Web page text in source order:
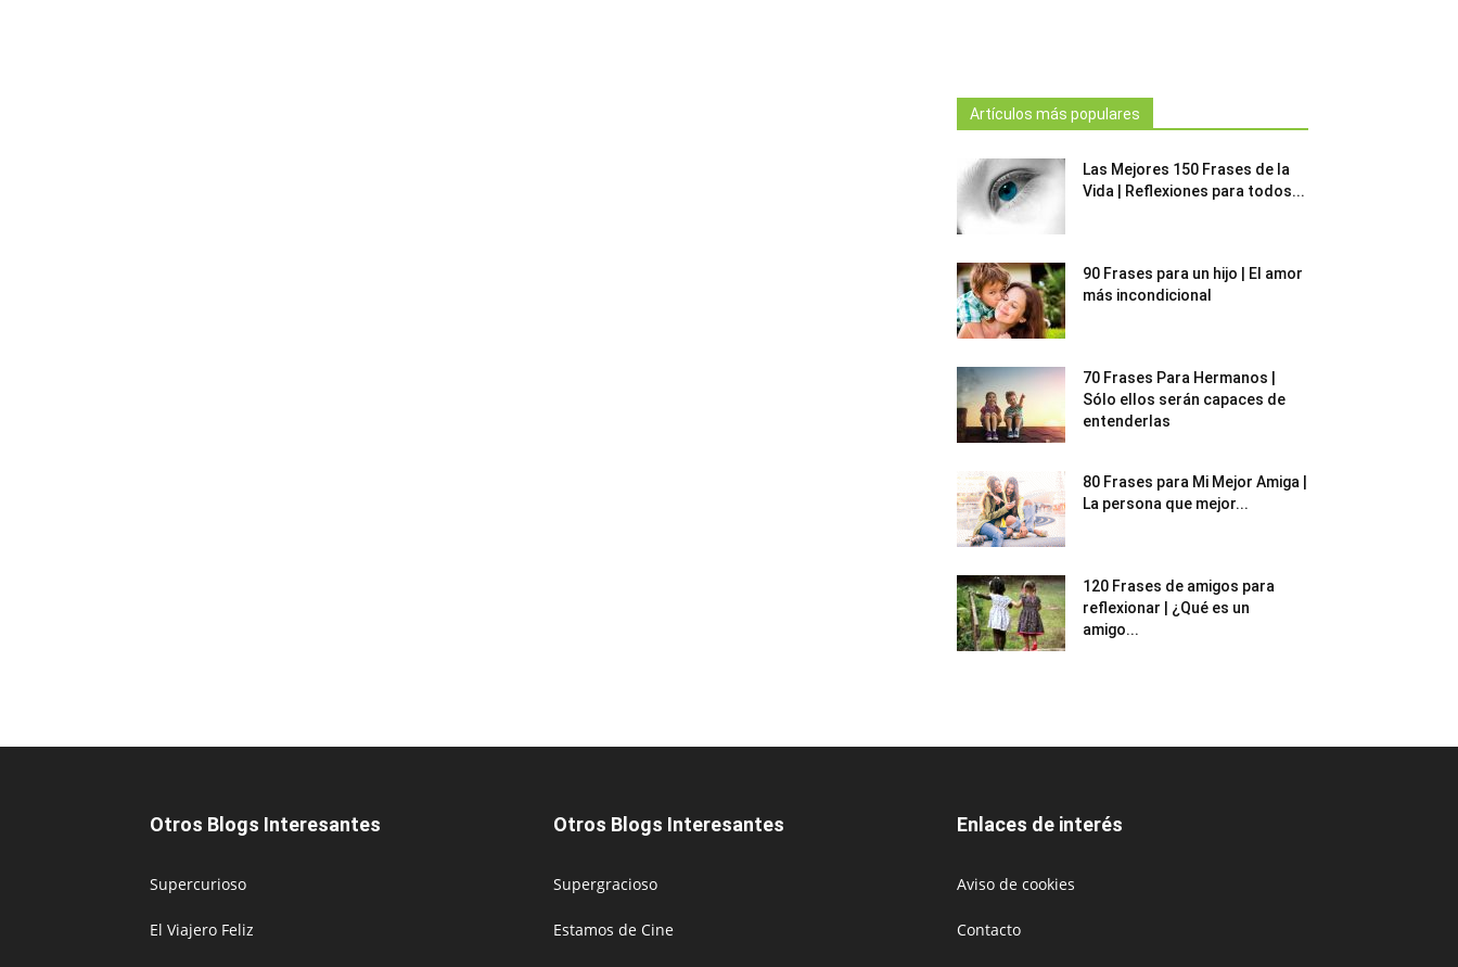
Artículos más populares
Las Mejores 150 Frases de la
Vida | Reflexiones para todos...
90 Frases para un hijo | El amor
más incondicional
70 Frases Para Hermanos |
Sólo ellos serán capaces de
entenderlas
80 Frases para Mi Mejor Amiga |
La persona que mejor...
120 Frases de amigos para
reflexionar | ¿Qué es un
amigo...
Otros Blogs Interesantes
Supercurioso
El Viajero Feliz
Otros Blogs Interesantes
Supergracioso
Estamos de Cine
Enlaces de interés
Aviso de cookies
Contacto